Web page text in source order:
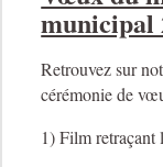
municipal
Retrouvez sur
cérémonie de
1) Film